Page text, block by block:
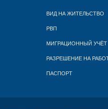
ВИД НА ЖИТЕЛЬСТВО
РВП
МИГРАЦИОННЫЙ УЧЁТ
РАЗРЕШЕНИЕ НА
ПАСПОРТ